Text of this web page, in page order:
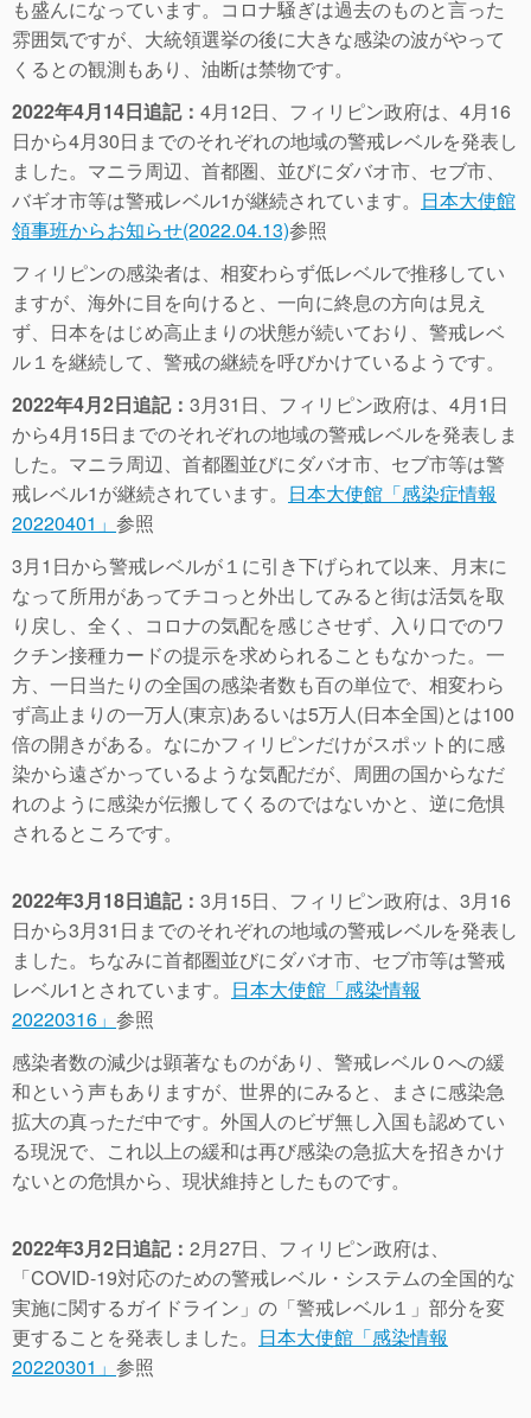
も盛んになっています。コロナ騒ぎは過去のものと言った
雰囲気ですが、大統領選挙の後に大きな感染の波がやって
くるとの観測もあり、油断は禁物です。
2022年4月14日追記： 4月12日、フィリピン政府は、4月16
日から4月30日までのそれぞれの地域の警戒レベルを発表し
ました。マニラ周辺、首都圏、並びにダバオ市、セブ市、
バギオ市等は警戒レベル1が継続されています。 日本大使館
領事班からお知らせ(2022.04.13)参照
フィリピンの感染者は、相変わらず低レベルで推移してい
ますが、海外に目を向けると、一向に終息の方向は見え
ず、日本をはじめ高止まりの状態が続いており、警戒レベ
ル１を継続して、警戒の継続を呼びかけているようです。
2022年4月2日追記： 3月31日、フィリピン政府は、4月1日
から4月15日までのそれぞれの地域の警戒レベルを発表しま
した。マニラ周辺、首都圏並びにダバオ市、セブ市等は警
戒レベル1が継続されています。 日本大使館「感染症情報
20220401」 参照
3月1日から警戒レベルが１に引き下げられて以来、月末に
なって所用があってチコっと外出してみると街は活気を取
り戻し、全く、コロナの気配を感じさせず、入り口でのワ
クチン接種カードの提示を求められることもなかった。一
方、一日当たりの全国の感染者数も百の単位で、相変わら
ず高止まりの一万人(東京)あるいは5万人(日本全国)とは100
倍の開きがある。なにかフィリピンだけがスポット的に感
染から遠ざかっているような気配だが、周囲の国からなだ
れのように感染が伝搬してくるのではないかと、逆に危惧
されるところです。
2022年3月18日追記： 3月15日、フィリピン政府は、3月16
日から3月31日までのそれぞれの地域の警戒レベルを発表し
ました。ちなみに首都圏並びにダバオ市、セブ市等は警戒
レベル1とされています。 日本大使館「感染情報
20220316」 参照
感染者数の減少は顕著なものがあり、警戒レベル０への緩
和という声もありますが、世界的にみると、まさに感染急
拡大の真っただ中です。外国人のビザ無し入国も認めてい
る現況で、これ以上の緩和は再び感染の急拡大を招きかけ
ないとの危惧から、現状維持としたものです。
2022年3月2日追記： 2月27日、フィリピン政府は、
「COVID-19対応のための警戒レベル・システムの全国的な
実施に関するガイドライン」の「警戒レベル１」部分を変
更することを発表しました。 日本大使館「感染情報
20220301」 参照